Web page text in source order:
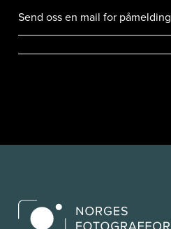
Send oss en mail for påmelding